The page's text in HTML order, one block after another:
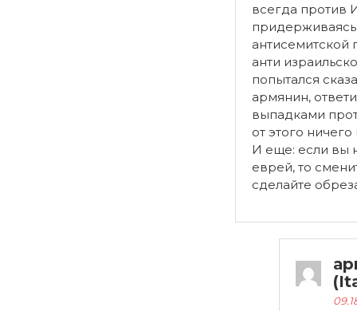
всегда против
придерживаясь
антисемитской
анти
попытался
армянин,
выпадками
от этого
И еще: если вы
еврей, то
сделайте